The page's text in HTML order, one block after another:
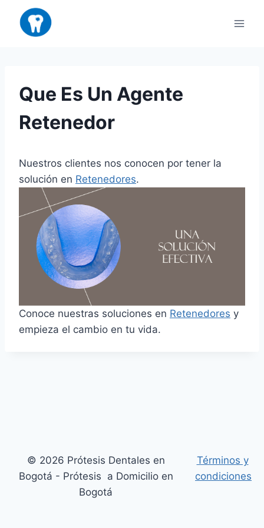
Saltar
contenido
Que Es Un Agente
Retenedor
Nuestros clientes nos conocen por tener la
solución en Retenedores.
Conoce nuestras soluciones en Retenedores y
empieza el cambio en tu vida.
© 2026 Prótesis Dentales en
Bogotá - Prótesis a Domicilio en
Bogotá
Términos y
condiciones